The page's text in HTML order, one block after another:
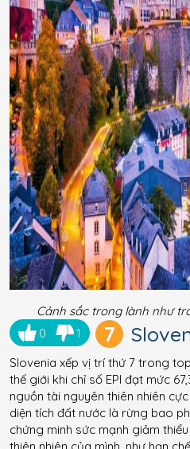
Cảnh sắc trong lành như
0
1 7
Slovenia xếp vị trí thứ 7 trong
thế giới khi chỉ số EPI đạt mức
nguồn tài nguyên thiên nhiên
diện tích đất nước là rừng bao
chứng minh sức mạnh giảm